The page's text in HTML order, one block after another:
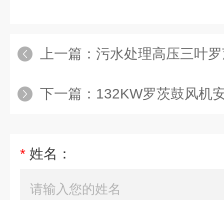
上一篇： 污水处理高压三叶
下一篇： 132KW罗茨鼓风机
* 姓名：